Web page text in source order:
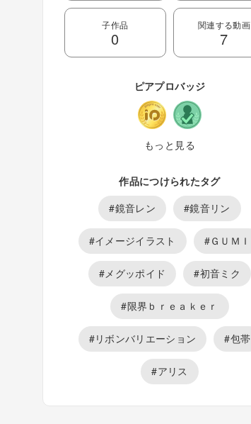
子作品
0
関連する動画
7
ピアプロバッジ
もっと見る
作品につけられたタグ
#鏡音レン
#鏡音リン
#イメージイラスト #ＧＵＭＩ
#メグッポイド #初音ミク
#限界ｂｒｅａｋｅｒ
#リボンバリエーション #包帯
#アリス